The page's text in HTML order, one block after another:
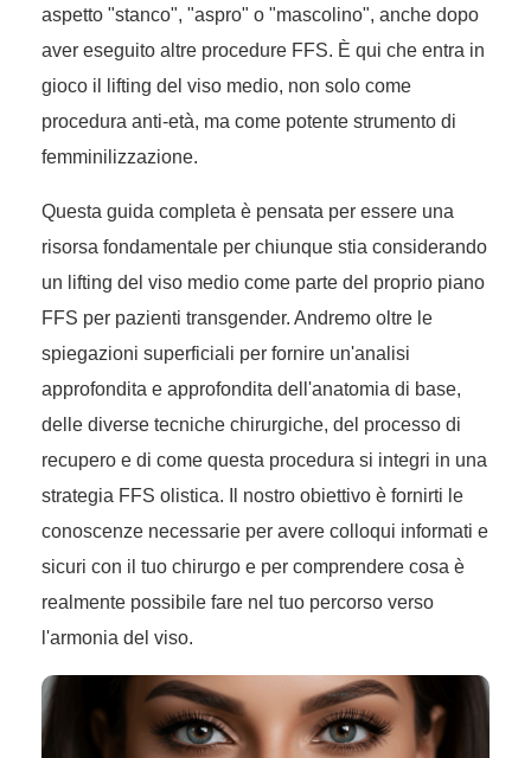
aspetto "stanco", "aspro" o "mascolino", anche dopo
aver eseguito altre procedure FFS. È qui che entra in
gioco il lifting del viso medio, non solo come
procedura anti-età, ma come potente strumento di
femminilizzazione.
Questa guida completa è pensata per essere una
risorsa fondamentale per chiunque stia considerando
un lifting del viso medio come parte del proprio piano
FFS per pazienti transgender. Andremo oltre le
spiegazioni superficiali per fornire un'analisi
approfondita e approfondita dell'anatomia di base,
delle diverse tecniche chirurgiche, del processo di
recupero e di come questa procedura si integri in una
strategia FFS olistica. Il nostro obiettivo è fornirti le
conoscenze necessarie per avere colloqui informati e
sicuri con il tuo chirurgo e per comprendere cosa è
realmente possibile fare nel tuo percorso verso
l'armonia del viso.